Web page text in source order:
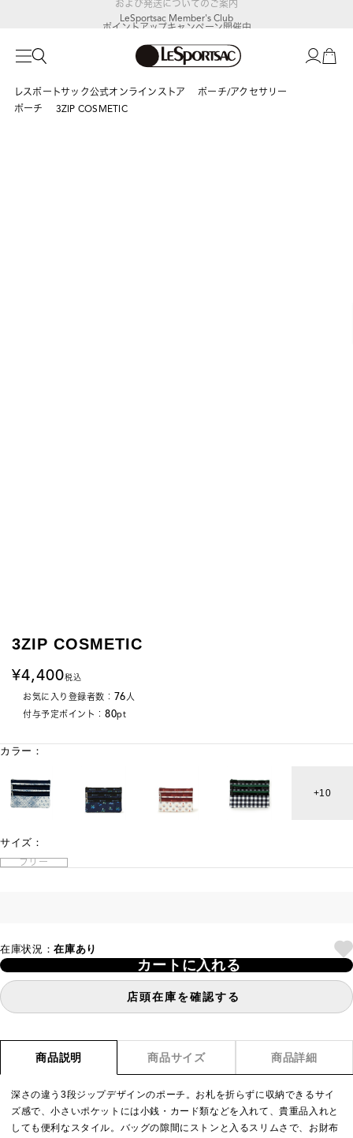
LeSportsac Member's Club
ポイントアップキャンペーン開催中
レスポートサック公式オンラインストア
ポーチ/アクセサリー
ポーチ
3ZIP COSMETIC
3ZIP COSMETIC
4,400税込
お気に入り登録者数： 76人
付与予定ポイント： 80pt
カラー：
10
サイズ：
フリー
在庫状況：在庫あり
カートに入れる
店頭在庫を確認する
商品説明 商品サイズ 商品詳細
深さの違う3段ジップデザインのポーチ。お札を折らずに収納できるサイ
ズ感で、小さいポケットには小銭・カード類などを入れて、貴重品入れと
しても便利なスタイル。バッグの隙間にストンと入るスリムさで、お財布